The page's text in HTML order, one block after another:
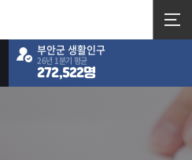
부안군 생활인구
26년 1분기 평균
272,522명